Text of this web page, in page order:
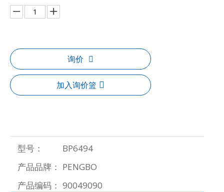
询价
加入询价篮
型号：
BP6494
产品品牌： PENGBO
产品编码： 90049090